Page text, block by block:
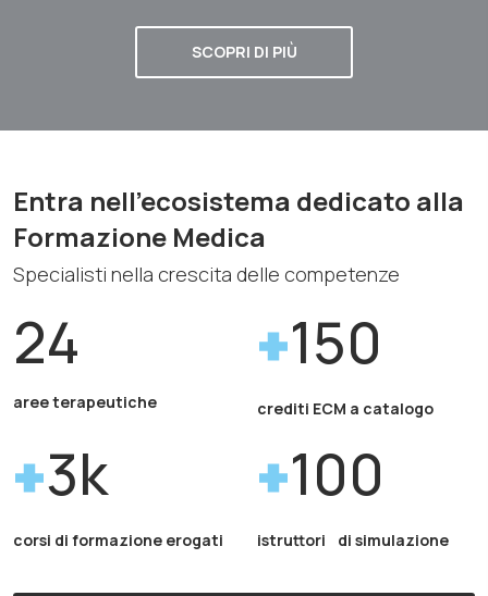
SCOPRI DI PIÙ
Entra nell'ecosistema dedicato alla
Formazione Medica
Specialisti nella crescita delle competenze
24
aree terapeutiche
150
crediti ECM a catalogo
3k
corsi di formazione erogati
100
istruttori di simulazione